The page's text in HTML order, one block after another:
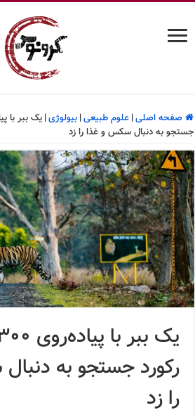
صفحه اصلی| علوم طبیعی| بیولوژی|
جستجو به دنبال سکس و غذا را زد
رکورد جستجو به
را زد